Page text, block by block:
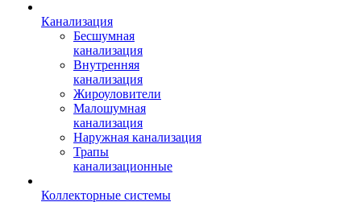
Канализация
Бесшумная
канализация
Внутренняя
канализация
Жироуловители
Малошумная
канализация
Наружная канализация
Трапы
канализационные
Коллекторные системы